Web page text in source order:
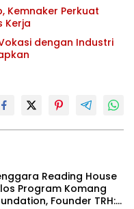
Kemnaker Perkuat
Kerja
dengan Industri
Reading House
Program Komang
Founder TRH: